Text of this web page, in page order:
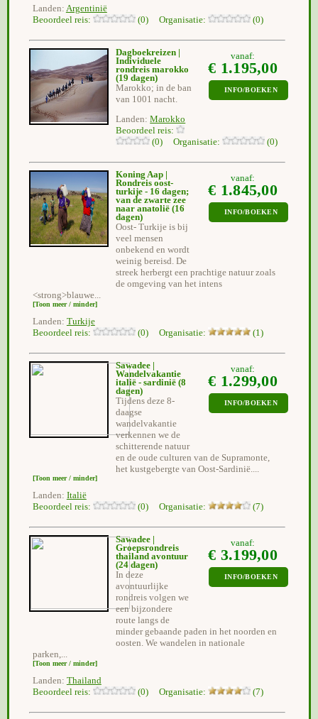
Landen: Argentinië
Beoordeel reis:
(0) Organisatie: (0)
vanaf:
€ 1.195,00
INFO/BOEKEN
Dagboekreizen |
Individuele
rondreis marokko
(19 dagen)
Marokko; in de ban
van 1001 nacht.
Landen:Marokko
Beoordeel reis:
(0) Organisatie:
(0)
vanaf:
€ 1.845,00
INFO/BOEKEN
Koning Aap |
Rondreis oost-
turkije - 16 dagen;
van de zwarte zee
naar anatolië (16
dagen)
Oost- Turkije is bij
veel mensen
onbekend en wordt
weinig bereisd. De
streek herbergt een prachtige natuur zoals
de omgeving van het intens
<strong>blauwe...
[Toon meer / minder]
Landen: Turkije
Beoordeel reis:
(0) Organisatie: (1)
vanaf:
€ 1.299,00
INFO/BOEKEN
Sawadee |
Wandelvakantie
italië - sardinië (8
dagen)
Tijdens deze 8-
daagse
wandelvakantie
verkennen we de
schitterende natuur
en de oude culturen van de Supramonte,
het kustgebergte van Oost-Sardinië....
[Toon meer / minder]
Landen: Italië
Beoordeel reis:
(0) Organisatie: (7)
vanaf:
€ 3.199,00
INFO/BOEKEN
Sawadee |
Groepsrondreis
thailand avontuur
(24 dagen)
In deze
avontuurlijke
rondreis volgen we
een bijzondere
route langs de
minder gebaande paden in het noorden en
oosten. We wandelen in nationale
parken,...
[Toon meer / minder]
Landen: Thailand
Beoordeel reis:
(0) Organisatie: (7)